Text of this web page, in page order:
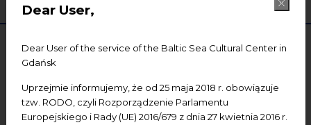
Dear User,
Dear User of the service of the Baltic Sea Cultural Center in
Gdańsk
Uprzejmie informujemy, że od 25 maja 2018 r. obowiązuje
tzw. RODO, czyli Rozporządzenie Parlamentu
Europejskiego i Rady (UE) 2016/679 z dnia 27 kwietnia 2016 r.